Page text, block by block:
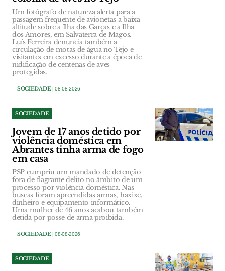
Um fotógrafo de natureza alerta para a
passagem frequente de avionetas a baixa
altitude sobre a Ilha das Garças e a Ilha
dos Amores, em Salvaterra de Magos.
Luís Ferreira denuncia também a
circulação de motas de água no Tejo e
visitantes em excesso durante a época de
nidificação de centenas de aves
protegidas.
SOCIEDADE| 08-08-2026
SOCIEDADE
Jovem de 17 anos detido por
violência doméstica em
Abrantes tinha arma de fogo
em casa
PSP cumpriu um mandado de detenção
fora de flagrante delito no âmbito de um
processo por violência doméstica. Nas
buscas foram apreendidas armas, haxixe,
dinheiro e equipamento informático.
Uma mulher de 46 anos acabou também
detida por posse de arma proibida.
SOCIEDADE| 08-08-2026
SOCIEDADE